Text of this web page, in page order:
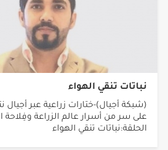
نباتات تنقي الهواء
(شبكة أجيال)-ختارات زراعية عبر
على سر من أسرار عالم الزراعة وفِلاحة
الحلقة:نباتات تنقي الهواء